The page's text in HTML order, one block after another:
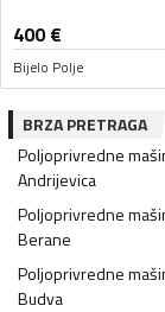
400€
Bijelo Polje
BRZA PRETRAGA
Poljoprivredne
Andrijevica
Poljoprivredne
Berane
Poljoprivredne
Budva